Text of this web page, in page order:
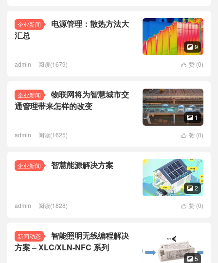
企业新闻
电源管理：散热方法大
汇总
 9
 赞 (0)
admin 阅读(1679)
企业新闻
物联网将为智慧城市交
通管理带来怎样的改变
 1
 赞 (0)
admin 阅读(1625)
企业新闻 智慧能源解决方案
 2
 赞 (0)
admin 阅读(1828)
新闻动态
智能照明无线编程解决
方案 – XLC/XLN-NFC 系列
 5